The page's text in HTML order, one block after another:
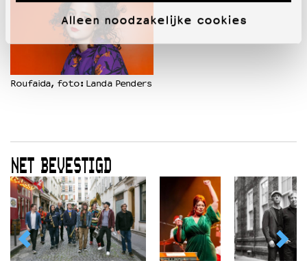
Alleen noodzakelijke cookies
Roufaida, foto: Landa Penders
NET BEVESTIGD